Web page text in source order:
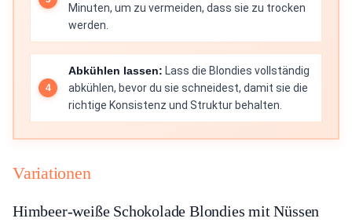
Minuten, um zu vermeiden, dass sie zu trocken
werden.
Abkühlen lassen: Lass die Blondies vollständig
abkühlen, bevor du sie schneidest, damit sie die
richtige Konsistenz und Struktur behalten.
Variationen
Himbeer-weiße Schokolade Blondies mit Nüssen